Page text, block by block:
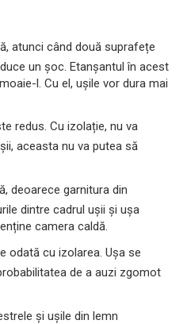
atunci când două suprafețe
un șoc. Etanșantul în acest
l. Cu el, ușile vor dura mai
redus. Cu izolație, nu va
aceasta nu va putea să
deoarece garnitura din
dintre cadrul ușii și ușa
camera caldă.
odată cu izolarea. Ușa se
de a auzi zgomot
și ușile din lemn